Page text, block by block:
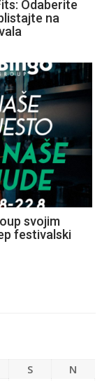
Odaberite
na
svojim
festivalski
S
N